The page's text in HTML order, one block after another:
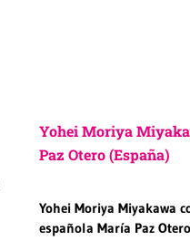
Yohei Moriya
Paz Otero (España)
Yohei Moriya Miyakawa
española María Paz